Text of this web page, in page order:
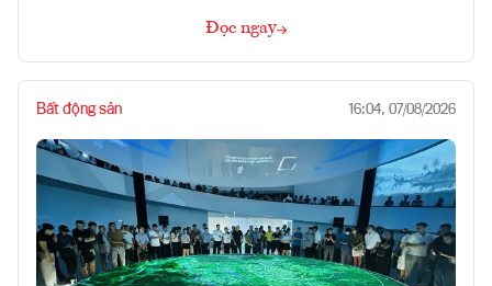
Đọc ngay
Bất động sản 16:04, 07/08/2026